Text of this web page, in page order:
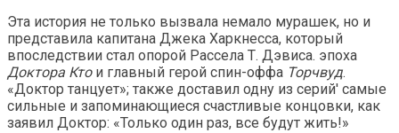
Эта история не только вызвала немало мурашек, но и
представила капитана Джека Харкнесса, который
впоследствии стал опорой Рассела Т. Дэвиса. эпоха
Доктора Ктои главный герой спин-оффа Торчвуд.
«Доктор танцует»; также доставил одну из серий' самые
сильные и запоминающиеся счастливые концовки, как
заявил Доктор: «Только один раз, все будут жить!»